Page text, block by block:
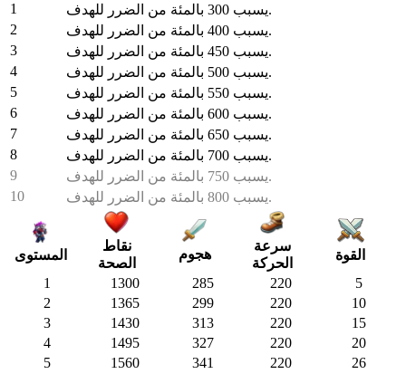
1
يسبب 300 بالمئة من الضرر للهدف.
2
يسبب 400 بالمئة من الضرر للهدف.
3
يسبب 450 بالمئة من الضرر للهدف.
4
يسبب 500 بالمئة من الضرر للهدف.
5
يسبب 550 بالمئة من الضرر للهدف.
6
يسبب 600 بالمئة من الضرر للهدف.
7
يسبب 650 بالمئة من الضرر للهدف.
8
يسبب 700 بالمئة من الضرر للهدف.
9
يسبب 750 بالمئة من الضرر للهدف.
10
يسبب 800 بالمئة من الضرر للهدف.
المستوى
نقاط
الصحة
هجوم
سرعة
الحركة
القوة
1
1300 285 220
5
2
1365 299 220
10
3
1430 313 220
15
4
1495 327 220
20
5
1560 341 220
26